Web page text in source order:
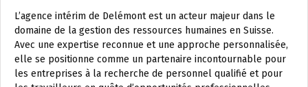
L’agence intérim de Delémont est un acteur majeur dans le
domaine de la gestion des ressources humaines en Suisse.
Avec une expertise reconnue et une approche personnalisée,
elle se positionne comme un partenaire incontournable pour
les entreprises à la recherche de personnel qualifié et pour